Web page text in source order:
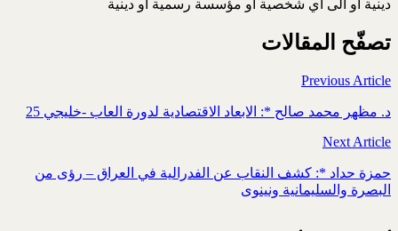
دينية أو الى اي شخصية أو مؤسسة رسمية او دينية
تصفّح المقالات
Previous Article
د. مظهر محمد صالح *: الابعاد الاقتصادية لدورة العاب -خليجي 25
Next Article
حمزة حداد *: كشف النقاب عن الفدرالية في العراق – رؤى من
البصرة والسليمانية ونينوى